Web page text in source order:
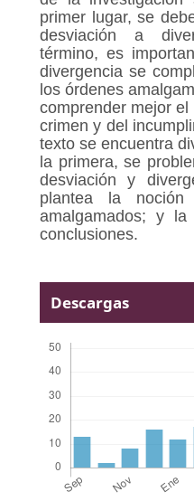
primer lugar, se
desviación a
término, es
divergencia se
los órdenes
comprender mejor el
crimen y del
texto se encuentra
la primera, se
desviación y
plantea la noción
amalgamados; y
conclusiones.
Descargas